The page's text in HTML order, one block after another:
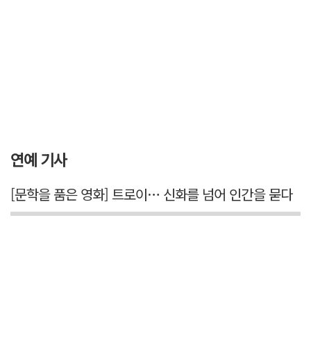
연예 기사
[문학을 품은 영화] 트로이… 신화를 넘어 인간을 묻다